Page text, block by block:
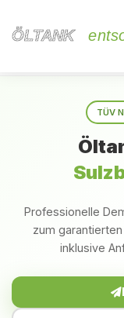
ÖLTANK
ÖLTANK
TÜV
Professionelle
zum
inklusive